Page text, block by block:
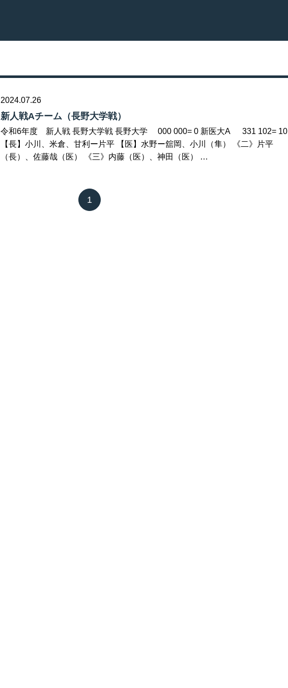
2024.07.26
新人戦Aチーム（長野大学戦）
令和6年度 新人戦 長野大学戦 長野大学 000 000= 0 新医大A 331 102= 10
【長】小川、米倉、甘利ー片平 【医】水野ー舘岡、小川（隼） 《二》片平
（長）、佐藤哉（医） 《三》内藤（医）、神田（医） …
1